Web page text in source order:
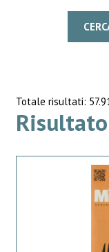
Totale risultati: